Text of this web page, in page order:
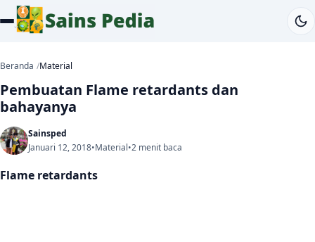
Beranda Material
Pembuatan Flame retardants dan
bahayanya
Sainsped
Januari 12, 2018•Material•2 menit baca
Flame retardants